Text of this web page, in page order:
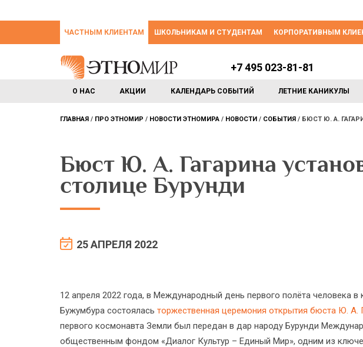
ЧАСТНЫМ КЛИЕНТАМ ШКОЛЬНИКАМ И СТУДЕНТАМ КОРПОРАТИВНЫМ
О НАС АКЦИИ КАЛЕНДАРЬ СОБЫТИЙ ЛЕТНИЕ КАНИКУЛЫ
+7 495 023-81-81
ГЛАВНАЯ ПРО ЭТНОМИР НОВОСТИ ЭТНОМИРА НОВОСТИ СОБЫТИЯ БЮСТ Ю. А.
Бюст Ю. А. Гагарина
столице Бурунди
25 АПРЕЛЯ 2022
12 апреля 2022 года, в Международный день первого полёта человека в
Бужумбура состоялась торжественная церемония открытия бюста Ю. А.
первого космонавта Земли был передан в дар народу Бурунди
общественным фондом «Диалог Культур – Единый Мир», одним из